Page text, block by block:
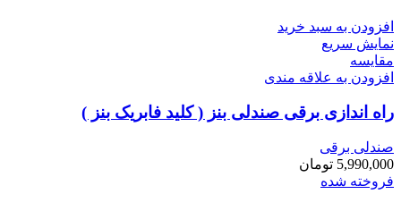
افزودن به سبد خرید
نمایش سریع
مقايسه
افزودن به علاقه مندی
راه اندازی برقی صندلی بنز ( کلید فابریک بنز )
صندلی برقی
5,990,000 تومان
فروخته شده